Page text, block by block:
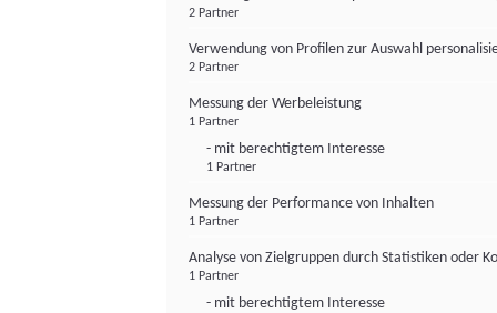
2 Partner
Verwendung von Profilen zur Auswahl
2 Partner
Messung der Werbeleistung
1 Partner
- mit berechtigtem Interesse
1 Partner
Messung der Performance von Inhalten
1 Partner
Analyse von Zielgruppen durch Statistiken oder
1 Partner
- mit berechtigtem Interesse